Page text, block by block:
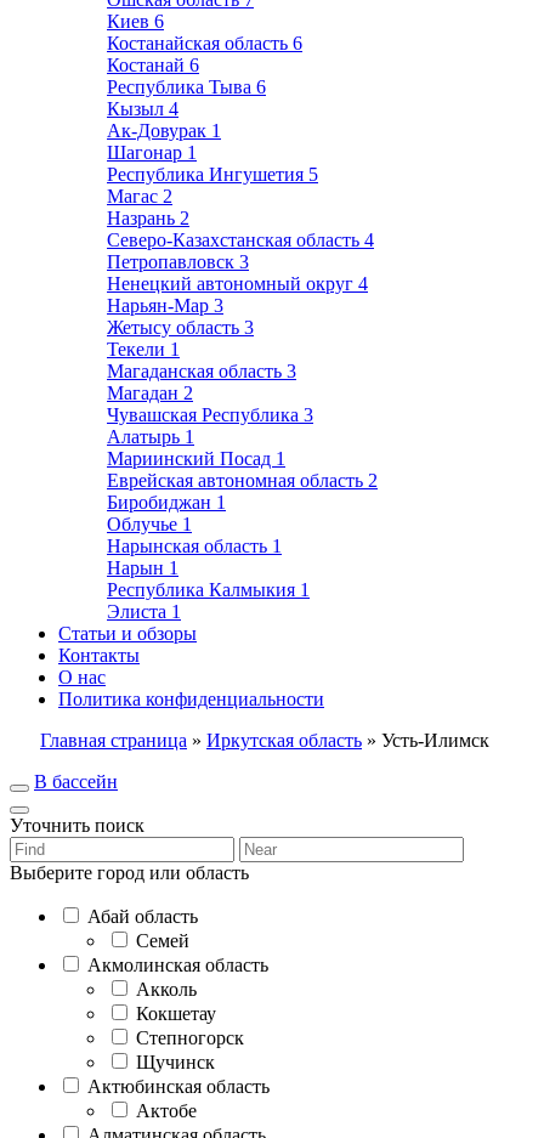
Киев 6
Костанайская область 6
Костанай 6
Республика Тыва 6
Кызыл 4
Ак-Довурак 1
Шагонар 1
Республика Ингушетия 5
Магас 2
Назрань 2
Северо-Казахстанская область 4
Петропавловск 3
Ненецкий автономный округ 4
Нарьян-Мар 3
Жетысу область 3
Текели 1
Магаданская область 3
Магадан 2
Чувашская Республика 3
Алатырь 1
Мариинский Посад 1
Еврейская автономная область 2
Биробиджан 1
Облучье 1
Нарынская область 1
Нарын 1
Республика Калмыкия 1
Элиста 1
Статьи и обзоры
Контакты
О нас
Политика конфиденциальности
Главная страница » Иркутская область » Усть-Илимск
В бассейн
Уточнить поиск
Выберите город или область
Абай область
Семей
Акмолинская область
Акколь
Кокшетау
Степногорск
Щучинск
Актюбинская область
Актобе